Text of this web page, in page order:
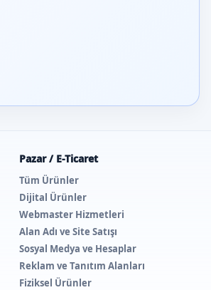
Pazar / E-Ticaret
Tüm Ürünler
Dijital Ürünler
Webmaster Hizmetleri
Alan Adı ve Site Satışı
Sosyal Medya ve Hesaplar
Reklam ve Tanıtım Alanları
Fiziksel Ürünler